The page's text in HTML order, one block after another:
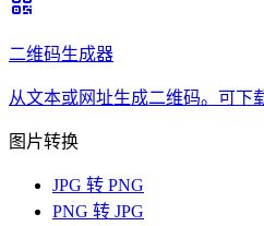
二维码生成器
从文本或网址生成二维码。可下
图片转换
JPG 转 PNG
PNG 转 JPG